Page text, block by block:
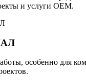
и услуги OEM.
особенно для